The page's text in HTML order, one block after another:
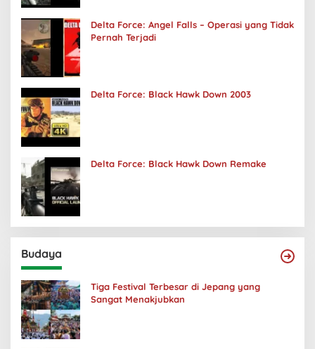
Delta Force: Angel Falls – Operasi yang Tidak
Pernah Terjadi
Delta Force: Black Hawk Down 2003
Delta Force: Black Hawk Down Remake
Budaya
Tiga Festival Terbesar di Jepang yang
Sangat Menakjubkan